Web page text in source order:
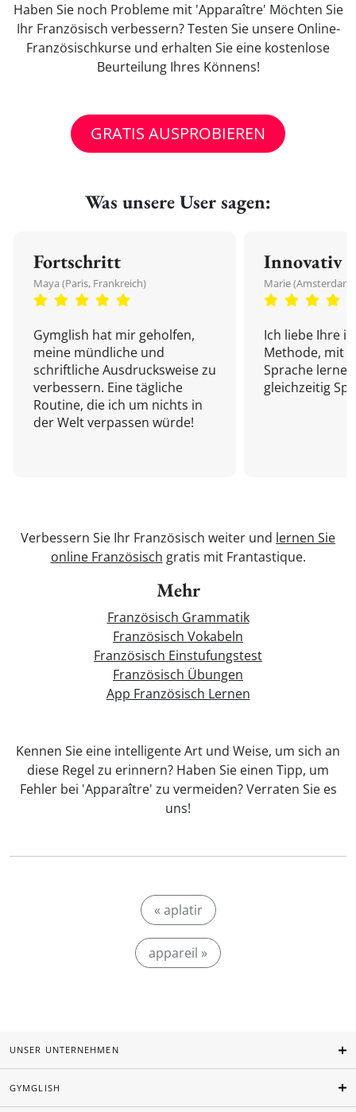
Haben Sie noch Probleme mit 'Apparaître' Möchten Sie
Ihr Französisch verbessern? Testen Sie unsere Online-
Französischkurse und erhalten Sie eine kostenlose
Beurteilung Ihres Könnens!
GRATIS AUSPROBIEREN
Was unsere User sagen:
Fortschritt
Maya (Paris, Frankreich)
Gymglish hat mir geholfen,
meine mündliche und
schriftliche Ausdrucksweise zu
verbessern. Eine tägliche
Routine, die ich um nichts in
der Welt verpassen würde!
Innovativ
Marie
Ich liebe Ihre
Methode, mit
Sprache
gleichzeitig
Verbessern Sie Ihr Französisch weiter und lernen Sie
online Französisch gratis mit Frantastique.
Mehr
Französisch Grammatik
Französisch Vokabeln
Französisch Einstufungstest
Französisch Übungen
App Französisch Lernen
Kennen Sie eine intelligente Art und Weise, um sich an
diese Regel zu erinnern? Haben Sie einen Tipp, um
Fehler bei 'Apparaître' zu vermeiden? Verraten Sie es
uns!
« aplatir
appareil »
UNSER UNTERNEHMEN
GYMGLISH